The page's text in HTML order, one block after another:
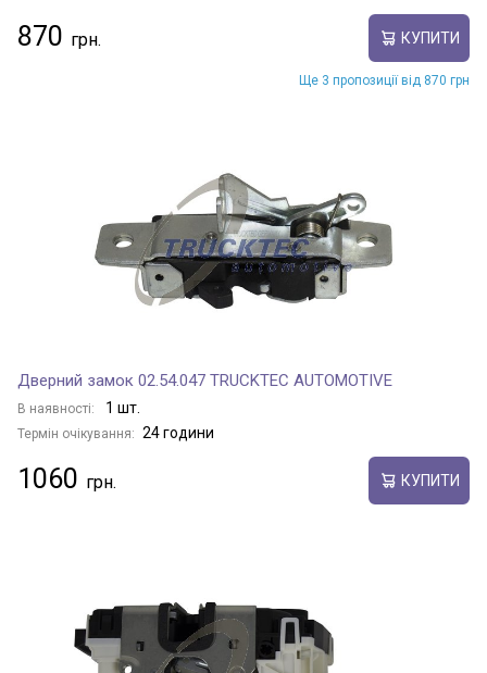
870 КУПИТИ
Ще 3 пропозиції від 870 грн
Дверний замок 02.54.047 TRUCKTEC AUTOMOTIVE
В наявності: 1 шт.
Термін очікування: 24 години
1060 КУПИТИ